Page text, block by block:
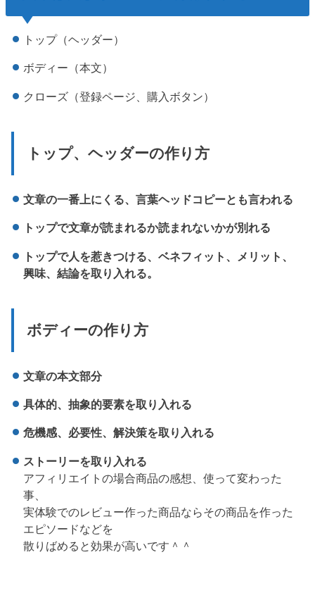
トップ（ヘッダー）
ボディー（本文）
クローズ（登録ページ、購入ボタン）
トップ、ヘッダーの作り方
文章の一番上にくる、言葉ヘッドコピーとも言われる
トップで文章が読まれるか読まれないかが別れる
トップで人を惹きつける、ベネフィット、メリット、
興味、結論を取り入れる。
ボディーの作り方
文章の本文部分
具体的、抽象的要素を取り入れる
危機感、必要性、解決策を取り入れる
ストーリーを取り入れる
アフィリエイトの場合商品の感想、使って変わった
事、
実体験でのレビュー作った商品ならその商品を作った
エピソードなどを
散りばめると効果が高いです＾＾